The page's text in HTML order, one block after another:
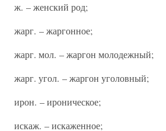
ж. – женский род;
жарг. – жаргонное;
жарг. мол. – жаргон молодежный;
жарг. угол. – жаргон уголовный;
ирон. – ироническое;
искаж. – искаженное;